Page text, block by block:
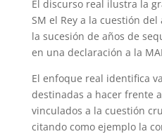
El discurso real ilustra la
SM el Rey a la cuestión
la sucesión de años de
en una declaración a la
El enfoque real identifica
destinadas a hacer frente
vinculados a la cuestión
citando como ejemplo la